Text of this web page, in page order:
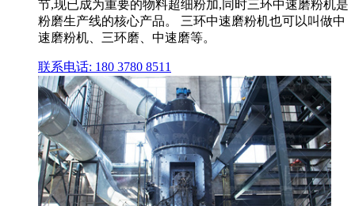
节,现已成为重要的物料超细粉加,同时三环中速磨粉机是
粉磨生产线的核心产品。 三环中速磨粉机也可以叫做中
速磨粉机、三环磨、中速磨等。
联系电话: 180 3780 8511